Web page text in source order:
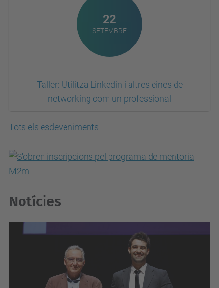
22
SETEMBRE
Taller: Utilitza Linkedin i altres eines de
networking com un professional
Tots els esdeveniments
Notícies